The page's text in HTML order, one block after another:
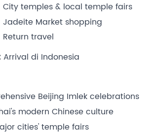
City temples & local temple fairs
Jadeite Market shopping
Return travel
Arrival di Indonesia
Beijing Imlek celebrations
modern Chinese culture
cities' temple fairs